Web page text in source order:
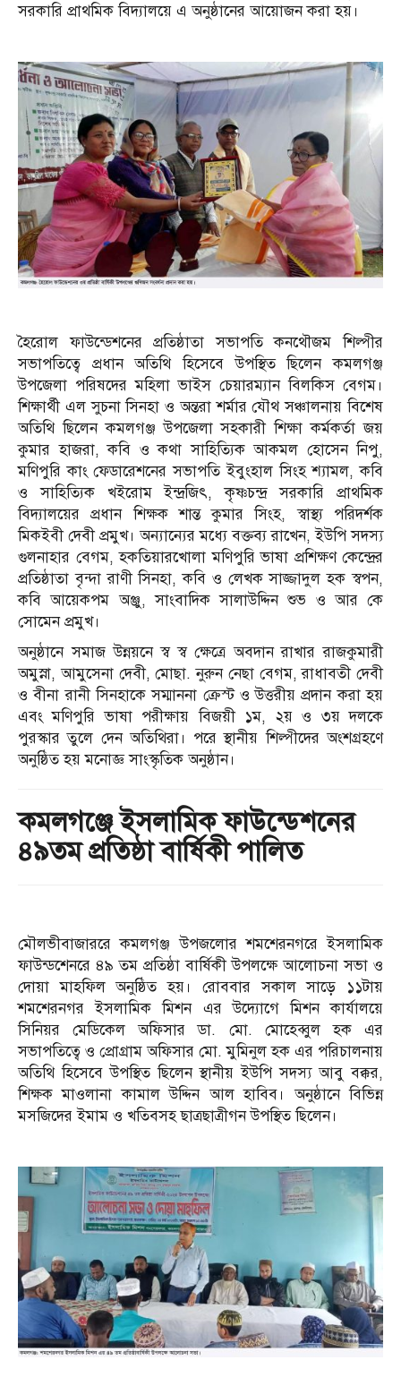
সরকারি প্রাথমিক বিদ্যালয়ে এ অনুষ্ঠানের আয়োজন করা হয়।
হৈরোল ফাউন্ডেশনের প্রতিষ্ঠাতা সভাপতি কনথৌজম শিল্পীর
সভাপতিত্বে প্রধান অতিথি হিসেবে উপস্থিত ছিলেন কমলগঞ্জ
উপজেলা পরিষদের মহিলা ভাইস চেয়ারম্যান বিলকিস বেগম।
শিক্ষার্থী এল সুচনা সিনহা ও অন্তরা শর্মার যৌথ সঞ্চালনায় বিশেষ
অতিথি ছিলেন কমলগঞ্জ উপজেলা সহকারী শিক্ষা কর্মকর্তা জয়
কুমার হাজরা, কবি ও কথা সাহিত্যিক আকমল হোসেন নিপু,
মণিপুরি কাং ফেডারেশনের সভাপতি ইবুংহাল সিংহ শ্যামল, কবি
ও সাহিত্যিক খইরোম ইন্দ্রজিৎ, কৃষ্ণচন্দ্র সরকারি প্রাথমিক
বিদ্যালয়ের প্রধান শিক্ষক শান্ত কুমার সিংহ, স্বাস্থ্য পরিদর্শক
মিকইবী দেবী প্রমুখ। অন্যান্যের মধ্যে বক্তব্য রাখেন, ইউপি সদস্য
গুলনাহার বেগম, হকতিয়ারখোলা মণিপুরি ভাষা প্রশিক্ষণ কেন্দ্রের
প্রতিষ্ঠাতা বৃন্দা রাণী সিনহা, কবি ও লেখক সাজ্জাদুল হক স্বপন,
কবি আয়েকপম অঞ্জু, সাংবাদিক সালাউদ্দিন শুভ ও আর কে
সোমেন প্রমুখ।
অনুষ্ঠানে সমাজ উন্নয়নে স্ব স্ব ক্ষেত্রে অবদান রাখার রাজকুমারী
অমুস্না, আমুসেনা দেবী, মোছা. নুরুন নেছা বেগম, রাধাবতী দেবী
ও বীনা রানী সিনহাকে সম্মাননা ক্রেস্ট ও উত্তরীয় প্রদান করা হয়
এবং মণিপুরি ভাষা পরীক্ষায় বিজয়ী ১ম, ২য় ও ৩য় দলকে
পুরস্কার তুলে দেন অতিথিরা। পরে স্থানীয় শিল্পীদের অংশগ্রহণে
অনুষ্ঠিত হয় মনোজ্ঞ সাংস্কৃতিক অনুষ্ঠান।
কমলগঞ্জে ইসলামিক ফাউন্ডেশনের
৪৯তম প্রতিষ্ঠা বার্ষিকী পালিত
মৌলভীবাজাররে কমলগঞ্জ উপজলোর শমশেরনগরে ইসলামিক
ফাউন্ডশেনরে ৪৯ তম প্রতিষ্ঠা বার্ষিকী উপলক্ষে আলোচনা সভা ও
দোয়া মাহফিল অনুষ্ঠিত হয়। রোববার সকাল সাড়ে ১১টায়
শমশেরনগর ইসলামিক মিশন এর উদ্যোগে মিশন কার্যালয়ে
সিনিয়র মেডিকেল অফিসার ডা. মো. মোহেব্বুল হক এর
সভাপতিত্বে ও প্রোগ্রাম অফিসার মো. মুমিনুল হক এর পরিচালনায়
অতিথি হিসেবে উপস্থিত ছিলেন স্থানীয় ইউপি সদস্য আবু বক্কর,
শিক্ষক মাওলানা কামাল উদ্দিন আল হাবিব। অনুষ্ঠানে বিভিন্ন
মসজিদের ইমাম ও খতিবসহ ছাত্রছাত্রীগন উপস্থিত ছিলেন।